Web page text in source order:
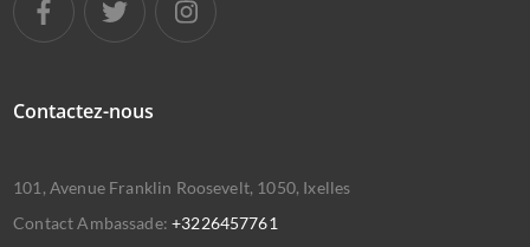
Contactez-nous
101, Avenue Franklin Roosevelt, 1050, Ixelles
Contact Ambassade:+3226457761